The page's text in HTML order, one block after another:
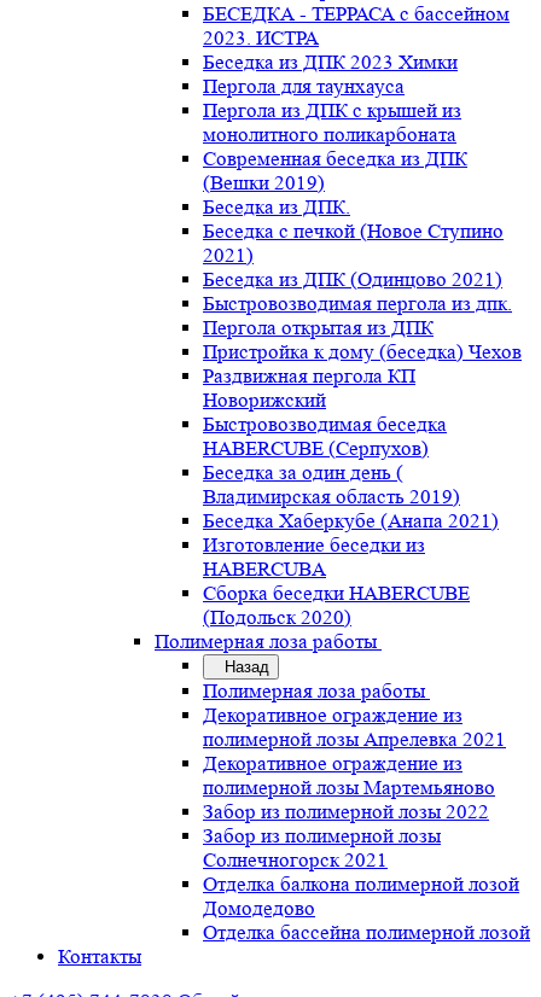
БЕСЕДКА - ТЕРРАСА с бассейном
2023. ИСТРА
Беседка из ДПК 2023 Химки
Пергола для таунхауса
Пергола из ДПК с крышей из
монолитного поликарбоната
Современная беседка из ДПК
(Вешки 2019)
Беседка из ДПК.
Беседка с печкой (Новое Ступино
2021)
Беседка из ДПК (Одинцово 2021)
Быстровозводимая пергола из дпк.
Пергола открытая из ДПК
Пристройка к дому (беседка) Чехов
Раздвижная пергола КП
Новорижский
Быстровозводимая беседка
HABERCUBE (Серпухов)
Беседка за один день (
Владимирская область 2019)
Беседка Хаберкубе (Анапа 2021)
Изготовление беседки из
HABERCUBA
Сборка беседки HABERCUBE
(Подольск 2020)
Полимерная лоза работы
Назад
Полимерная лоза работы
Декоративное ограждение из
полимерной лозы Апрелевка 2021
Декоративное ограждение из
полимерной лозы Мартемьяново
Забор из полимерной лозы 2022
Забор из полимерной лозы
Солнечногорск 2021
Отделка балкона полимерной лозой
Домодедово
Отделка бассейна полимерной лозой
Контакты